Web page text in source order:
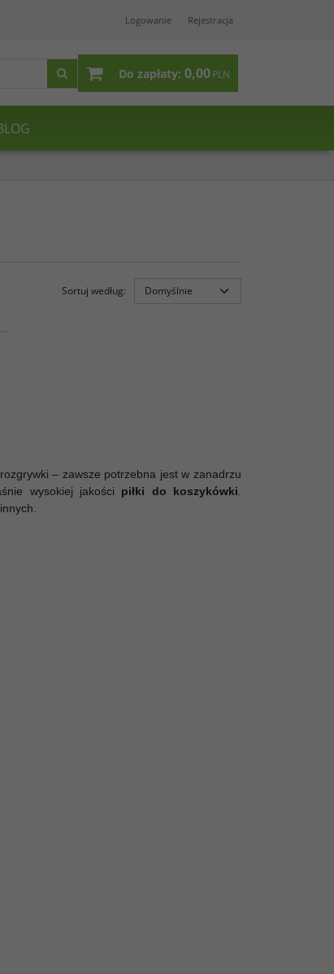
Logowanie Rejestracja
Do zapłaty: 0,00PLN
Sortuj według:
– zawsze potrzebna jest w zanadrzu
wysokiej jakości piłki do koszykówki